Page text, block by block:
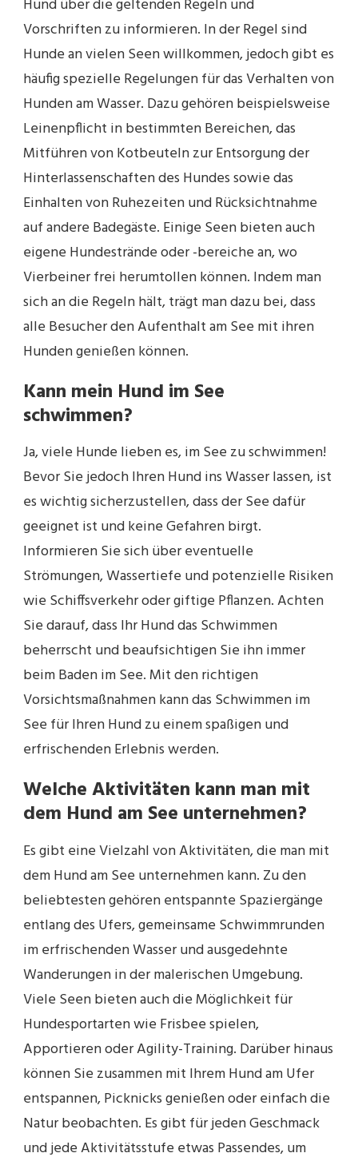
Hund über die geltenden Regeln und
Vorschriften zu informieren. In der Regel sind
Hunde an vielen Seen willkommen, jedoch gibt es
häufig spezielle Regelungen für das Verhalten von
Hunden am Wasser. Dazu gehören beispielsweise
Leinenpflicht in bestimmten Bereichen, das
Mitführen von Kotbeuteln zur Entsorgung der
Hinterlassenschaften des Hundes sowie das
Einhalten von Ruhezeiten und Rücksichtnahme
auf andere Badegäste. Einige Seen bieten auch
eigene Hundestrände oder -bereiche an, wo
Vierbeiner frei herumtollen können. Indem man
sich an die Regeln hält, trägt man dazu bei, dass
alle Besucher den Aufenthalt am See mit ihren
Hunden genießen können.
Kann mein Hund im See
schwimmen?
Ja, viele Hunde lieben es, im See zu schwimmen!
Bevor Sie jedoch Ihren Hund ins Wasser lassen, ist
es wichtig sicherzustellen, dass der See dafür
geeignet ist und keine Gefahren birgt.
Informieren Sie sich über eventuelle
Strömungen, Wassertiefe und potenzielle Risiken
wie Schiffsverkehr oder giftige Pflanzen. Achten
Sie darauf, dass Ihr Hund das Schwimmen
beherrscht und beaufsichtigen Sie ihn immer
beim Baden im See. Mit den richtigen
Vorsichtsmaßnahmen kann das Schwimmen im
See für Ihren Hund zu einem spaßigen und
erfrischenden Erlebnis werden.
Welche Aktivitäten kann man mit
dem Hund am See unternehmen?
Es gibt eine Vielzahl von Aktivitäten, die man mit
dem Hund am See unternehmen kann. Zu den
beliebtesten gehören entspannte Spaziergänge
entlang des Ufers, gemeinsame Schwimmrunden
im erfrischenden Wasser und ausgedehnte
Wanderungen in der malerischen Umgebung.
Viele Seen bieten auch die Möglichkeit für
Hundesportarten wie Frisbee spielen,
Apportieren oder Agility-Training. Darüber hinaus
können Sie zusammen mit Ihrem Hund am Ufer
entspannen, Picknicks genießen oder einfach die
Natur beobachten. Es gibt für jeden Geschmack
und jede Aktivitätsstufe etwas Passendes, um